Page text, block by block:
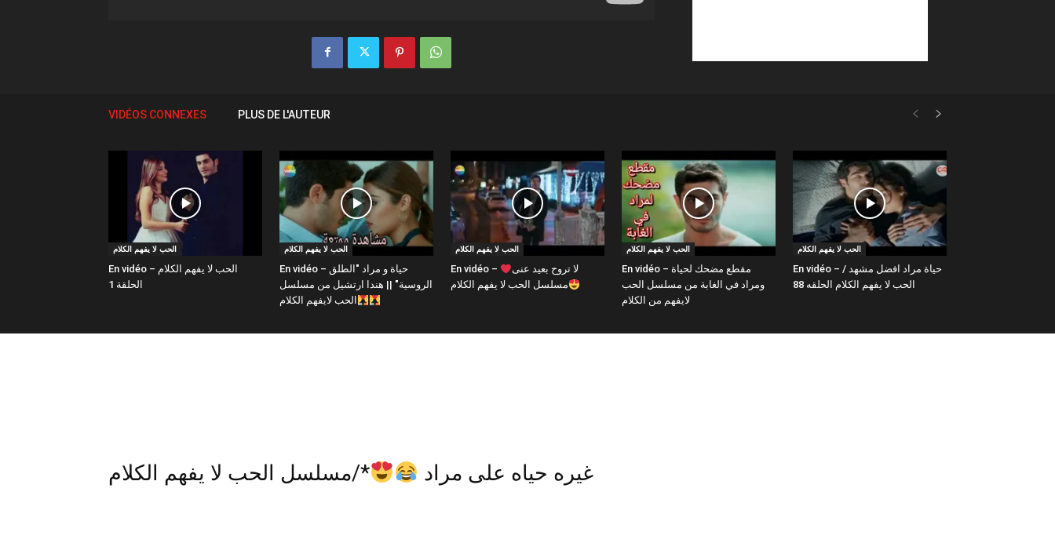
VIDÉOS CONNEXES PLUS DE L'AUTEUR
الحب لا يفهم الكلام
En vidéo – الحب لا يفهم الكلام
الحلقة 1
الحب لا يفهم الكلام
En vidéo – حياة و مراد "الطلق
الروسية" || هندا ارتشيل من مسلسل
الحب لايفهم الكلام
الحب لا يفهم الكلام
En vidéo – لا تروح بعيد عنى
مسلسل الحب لا يفهم الكلام
الحب لا يفهم الكلام
En vidéo – مقطع مضحك لحياة
ومراد في الغابة من مسلسل الحب
لايفهم من الكلام
الحب لا يفهم الكلام
En vidéo – حياة مراد افضل مشهد /
الحب لا يفهم الكلام الحلقه 88
غيره حياه على مراد */مسلسل الحب لا يفهم الكلام